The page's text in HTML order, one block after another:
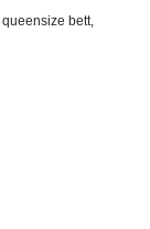
queensize bett,